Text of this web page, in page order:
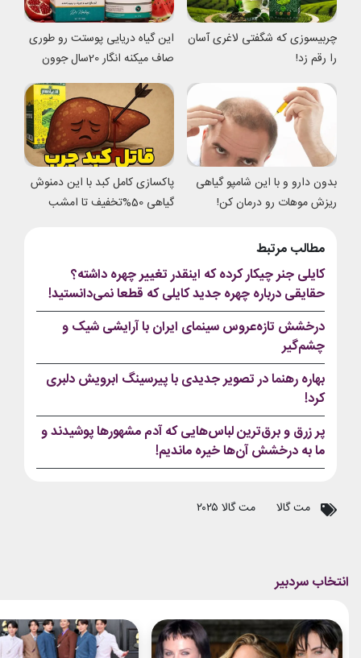
چربیسوزی که شگفتی لاغری آسان
را رقم زد!
این گیاه دریایی پوستت رو طوری
صاف میکنه انگار 20سال جوون
شدی
بدون دارو و با این شامپو گیاهی
ریزش موهات رو درمان کن!
پاکسازی کامل کبد با این دمنوش
گیاهی 50%تخفیف تا امشب
مطالب مرتبط
کایلی جنر چیکار کرده که اینقدر تغییر چهره داشته؟
حقایقی درباره چهره جدید کایلی که قطعا نمی‌دانستید!
درخشش تازه‌عروس سینمای ایران با آرایشی شیک و
چشم‌گیر
بهاره رهنما در تصویر جدیدی با پیرسینگ ابرویش دلبری
کرد!
پر زرق و برق‌ترین لباس‌هایی که آدم مشهورها پوشیدند و
ما به درخشش آن‌ها خیره ماندیم!
مت گالا مت گالا ۲۰۲۵